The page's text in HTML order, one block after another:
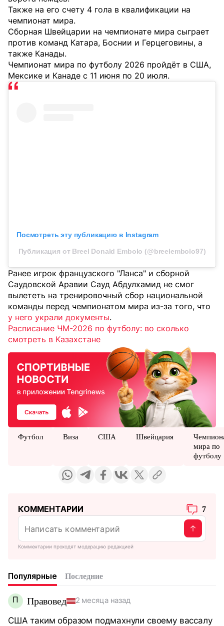
Также на его счету 4 гола в квалификации на
чемпионат мира.
Сборная Швейцарии на чемпионате мира сыграет
против команд Катара, Боснии и Герцеговины, а
также Канады.
Чемпионат мира по футболу 2026 пройдёт в США,
Мексике и Канаде с 11 июня по 20 июля.
Посмотреть эту публикацию в Instagram
Публикация от Breel Donald Embolo (@breelembolo97)
Ранее игрок французского "Ланса" и сборной
Саудовской Аравии Сауд Абдулхамид не смог
вылететь на тренировочный сбор национальной
команды перед чемпионатом мира из-за того, что
у него украли документы.
Расписание ЧМ-2026 по футболу: во сколько
смотреть в Казахстане
Футбол Виза США Швейцария
мира по
футболу
КОММЕНТАРИИ 7
Комментарии проходят модерацию редакцией
Популярные Последние
П Правовед 2 месяца назад
США таким образом подмахнули своему вассалу